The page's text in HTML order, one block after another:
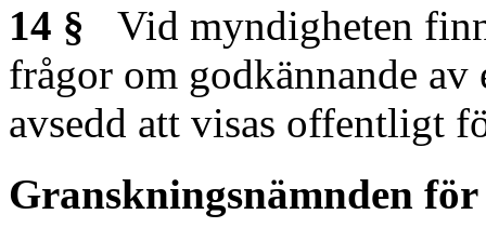
14 § Vid myndigheten
frågor om godkännande
avsedd att visas offentligt
Granskningsnämnden